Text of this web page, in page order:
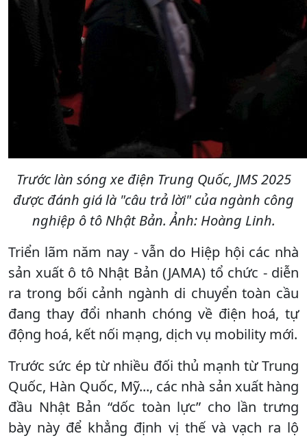
Trước làn sóng xe điện Trung Quốc, JMS 2025
được đánh giá là "câu trả lời" của ngành công
nghiệp ô tô Nhật Bản. Ảnh: Hoàng Linh.
Triển lãm năm nay - vẫn do Hiệp hội các nhà
sản xuất ô tô Nhật Bản (JAMA) tổ chức - diễn
ra trong bối cảnh ngành di chuyển toàn cầu
đang thay đổi nhanh chóng về điện hoá, tự
động hoá, kết nối mạng, dịch vụ mobility mới.
Trước sức ép từ nhiều đối thủ mạnh từ Trung
Quốc, Hàn Quốc, Mỹ..., các nhà sản xuất hàng
đầu Nhật Bản “dốc toàn lực” cho lần trưng
bày này để khẳng định vị thế và vạch ra lộ